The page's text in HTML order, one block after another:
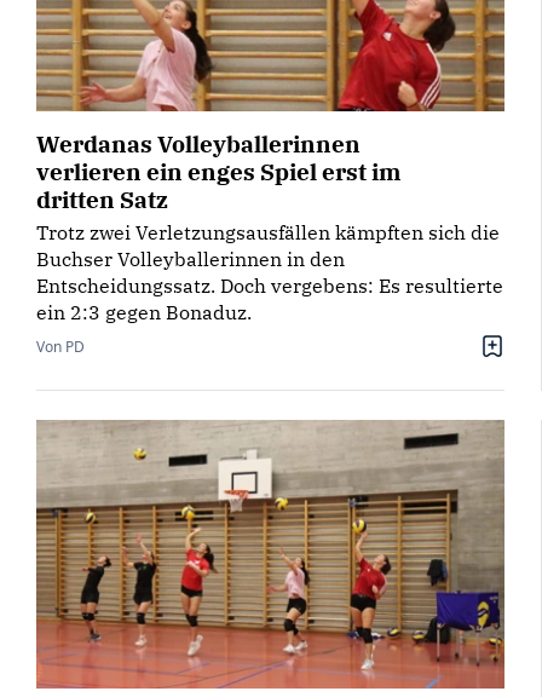
Werdanas Volleyballerinnen
verlieren ein enges Spiel erst im
dritten Satz
Trotz zwei Verletzungsausfällen kämpften sich die
Buchser Volleyballerinnen in den
Entscheidungssatz. Doch vergebens: Es resultierte
ein 2:3 gegen Bonaduz.
Von PD